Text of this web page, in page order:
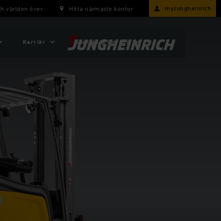
världen över Hitta närmaste kontor myJungheinrich
Karriär Kontakt & Om oss